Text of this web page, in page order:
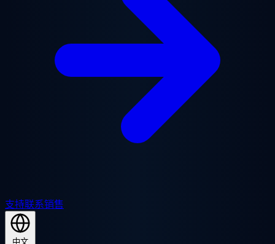
支持联系销售
中文